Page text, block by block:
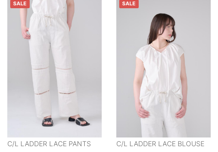
SALE
C/L LADDER LACE PANTS
SALE
C/L LADDER LACE BLOUSE